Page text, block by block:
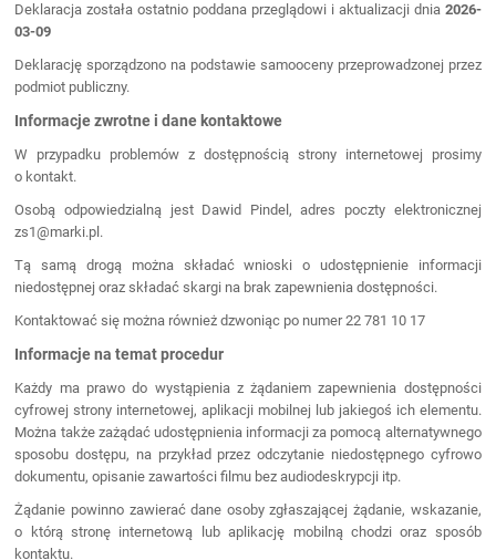
Deklaracja została ostatnio poddana przeglądowi i aktualizacji dnia 2026-
03-09
Deklarację sporządzono na podstawie samooceny przeprowadzonej przez
podmiot publiczny.
Informacje zwrotne i dane kontaktowe
W przypadku problemów z dostępnością strony internetowej prosimy
o kontakt.
Osobą odpowiedzialną jest Dawid Pindel, adres poczty elektronicznej
zs1@marki.pl.
Tą samą drogą można składać wnioski o udostępnienie informacji
niedostępnej oraz składać skargi na brak zapewnienia dostępności.
Kontaktować się można również dzwoniąc po numer 22 781 10 17
Informacje na temat procedur
Każdy ma prawo do wystąpienia z żądaniem zapewnienia dostępności
cyfrowej strony internetowej, aplikacji mobilnej lub jakiegoś ich elementu.
Można także zażądać udostępnienia informacji za pomocą alternatywnego
sposobu dostępu, na przykład przez odczytanie niedostępnego cyfrowo
dokumentu, opisanie zawartości filmu bez audiodeskrypcji itp.
Żądanie powinno zawierać dane osoby zgłaszającej żądanie, wskazanie,
o którą stronę internetową lub aplikację mobilną chodzi oraz sposób
kontaktu.